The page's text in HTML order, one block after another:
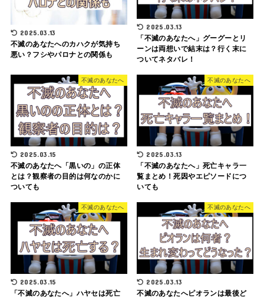
2025.03.13
不滅のあなたへのカハクが気持ち
悪い？フシやパロナとの関係も
2025.03.13
「不滅のあなたへ」グーグーとリ
ーンは両想いで結末は？行く末に
ついてネタバレ！
不滅のあなたへ
2025.03.15
不滅のあなたへ「黒いの」の正体
とは？観察者の目的は何なのかに
ついても
不滅のあなたへ
2025.03.13
「不滅のあなたへ」死亡キャラ一
覧まとめ！死因やエピソードにつ
いても
不滅のあなたへ
2025.03.15
「不滅のあなたへ」ハヤセは死亡
不滅のあなたへ
2025.03.13
不滅のあなたへピオランは最後ど